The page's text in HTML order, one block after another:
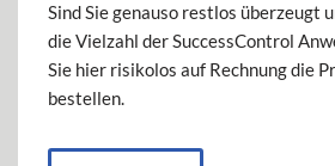
Sind Sie genauso restlos überzeugt
die Vielzahl der SuccessControl
Sie hier risikolos auf Rechnung die
bestellen.